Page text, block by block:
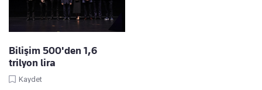
Bilişim 500'den 1,6
trilyon lira
Kaydet